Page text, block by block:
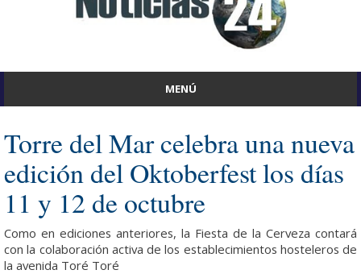
MENÚ
Torre del Mar celebra una nueva
edición del Oktoberfest los días
11 y 12 de octubre
Como en ediciones anteriores, la Fiesta de la Cerveza contará
con la colaboración activa de los establecimientos hosteleros de
la avenida Toré Toré